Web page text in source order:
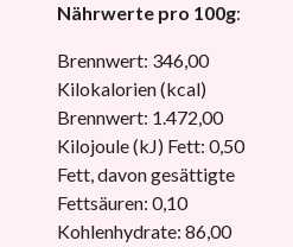
Nährwerte pro 100g:
Brennwert: 346,00
Kilokalorien (kcal)
Brennwert: 1.472,00
Kilojoule (kJ) Fett: 0,50
Fett, davon gesättigte
Fettsäuren: 0,10
Kohlenhydrate: 86,00